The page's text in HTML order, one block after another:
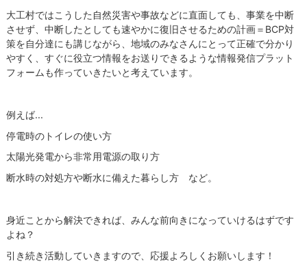
大工村ではこうした自然災害や事故などに直面しても、事業を中断
させず、中断したとしても速やかに復旧させるための計画＝BCP対
策を自分達にも講じながら、地域のみなさんにとって正確で分かり
やすく、すぐに役立つ情報をお送りできるような情報発信プラット
フォームも作っていきたいと考えています。
例えば...
停電時のトイレの使い方
太陽光発電から非常用電源の取り方
断水時の対処方や断水に備えた暮らし方 など。
身近ことから解決できれば、みんな前向きになっていけるはずです
よね？
引き続き活動していきますので、応援よろしくお願いします！